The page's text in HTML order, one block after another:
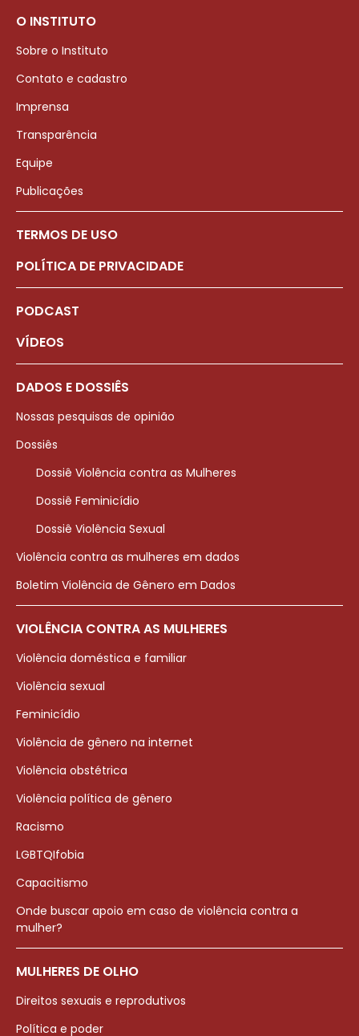
O INSTITUTO
Sobre o Instituto
Contato e cadastro
Imprensa
Transparência
Equipe
Publicações
TERMOS DE USO
POLÍTICA DE PRIVACIDADE
PODCAST
VÍDEOS
DADOS E DOSSIÊS
Nossas pesquisas de opinião
Dossiês
Dossiê Violência contra as Mulheres
Dossiê Feminicídio
Dossiê Violência Sexual
Violência contra as mulheres em dados
Boletim Violência de Gênero em Dados
VIOLÊNCIA CONTRA AS MULHERES
Violência doméstica e familiar
Violência sexual
Feminicídio
Violência de gênero na internet
Violência obstétrica
Violência política de gênero
Racismo
LGBTQIfobia
Capacitismo
Onde buscar apoio em caso de violência contra a
mulher?
MULHERES DE OLHO
Direitos sexuais e reprodutivos
Política e poder